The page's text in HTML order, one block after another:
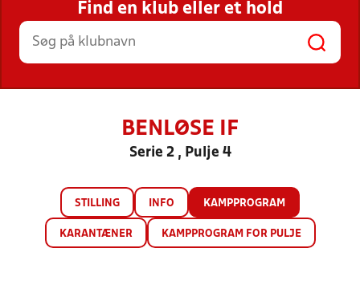
STILLINGER, RESULTATER, KLUBBER OG
HOLD
Find en klub eller et hold
BENLØSE IF
Serie 2 , Pulje 4
STILLING INFO KAMPPROGRAM
KARANTÆNER KAMPPROGRAM FOR PULJE